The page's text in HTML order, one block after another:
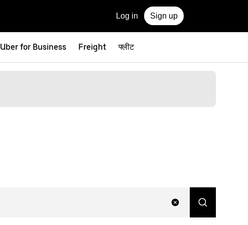
Log in Sign up
Uber for Business Freight फ्लीट